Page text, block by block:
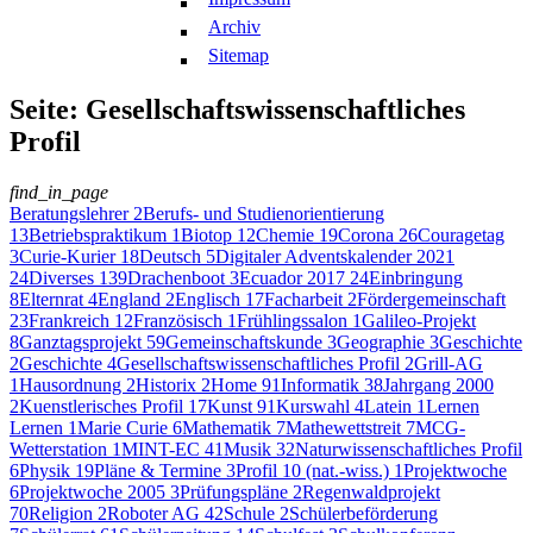
Archiv
Sitemap
Seite: Gesellschaftswissenschaftliches
Profil
find_in_page
Beratungslehrer 2Berufs- und Studienorientierung
13Betriebspraktikum 1Biotop 12Chemie 19Corona 26Couragetag
3Curie-Kurier 18Deutsch 5Digitaler Adventskalender 2021
24Diverses 139Drachenboot 3Ecuador 2017 24Einbringung
8Elternrat 4England 2Englisch 17Facharbeit 2Fördergemeinschaft
23Frankreich 12Französisch 1Frühlingssalon 1Galileo-Projekt
8Ganztagsprojekt 59Gemeinschaftskunde 3Geographie 3Geschichte
2Geschichte 4Gesellschaftswissenschaftliches Profil 2Grill-AG
1Hausordnung 2Historix 2Home 91Informatik 38Jahrgang 2000
2Kuenstlerisches Profil 17Kunst 91Kurswahl 4Latein 1Lernen
Lernen 1Marie Curie 6Mathematik 7Mathewettstreit 7MCG-
Wetterstation 1MINT-EC 41Musik 32Naturwissenschaftliches Profil
6Physik 19Pläne & Termine 3Profil 10 (nat.-wiss.) 1Projektwoche
6Projektwoche 2005 3Prüfungspläne 2Regenwaldprojekt
70Religion 2Roboter AG 42Schule 2Schülerbeförderung